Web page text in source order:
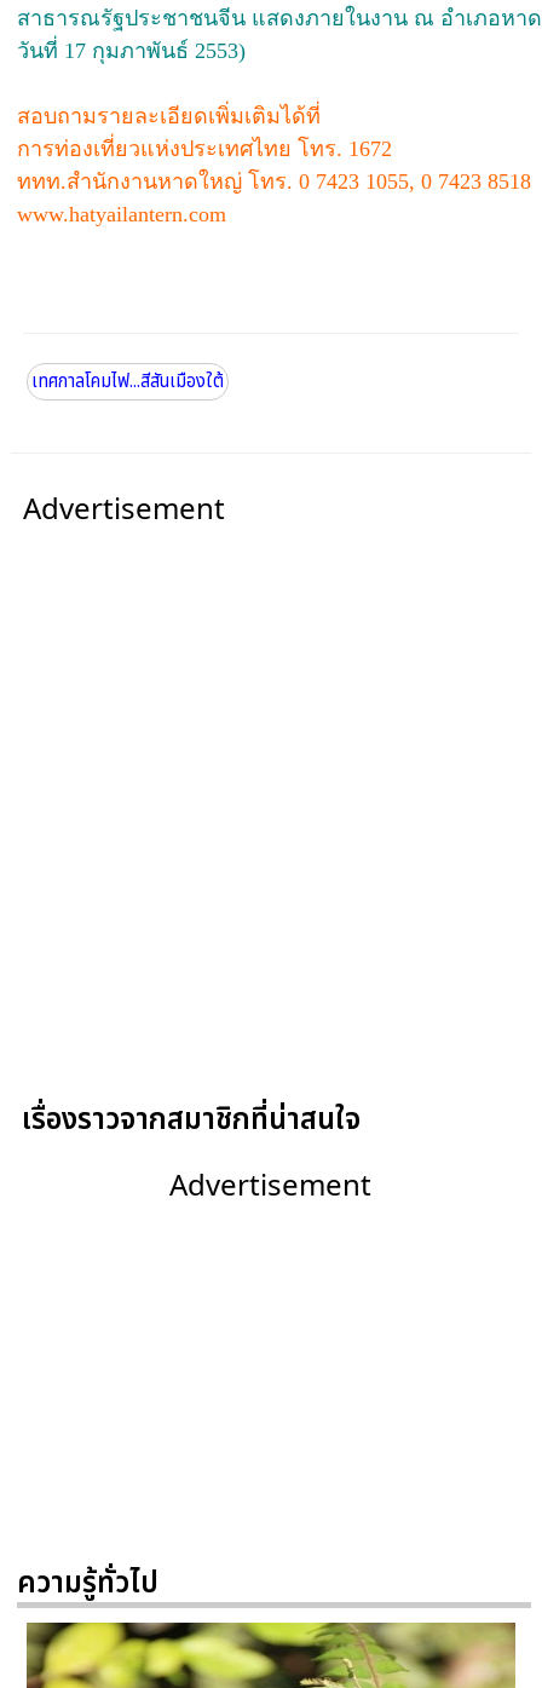
สาธารณรัฐประชาชนจีน แสดงภายในงาน ณ อำเภอหา
วันที่ 17 กุมภาพันธ์ 2553)
สอบถามรายละเอียดเพิ่มเติมได้ที่
การท่องเที่ยวแห่งประเทศไทย โทร. 1672
ททท.สำนักงานหาดใหญ่ โทร. 0 7423 1055, 0 7423 8518
www.hatyailantern.com
เทศกาลโคมไฟ...สีสันเมืองใต้
Advertisement
เรื่องราวจากสมาชิกที่น่าสนใจ
Advertisement
ความรู้ทั่วไป